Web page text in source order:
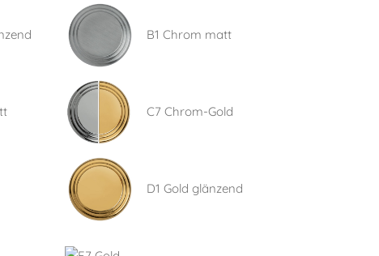
B1 Chrom matt
C7 Chrom-Gold
D1 Gold glänzend